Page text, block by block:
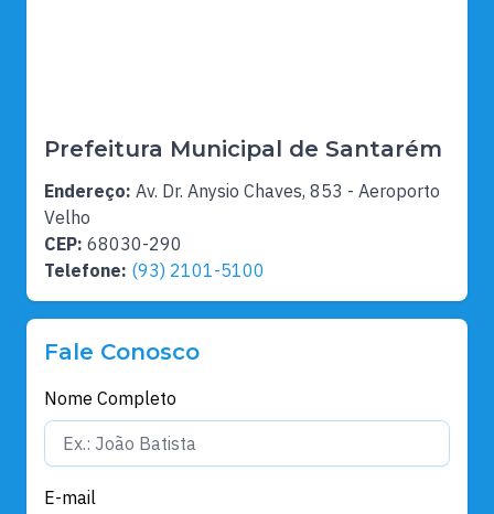
Prefeitura Municipal de Santarém
Endereço: Av. Dr. Anysio Chaves, 853 - Aeroporto
Velho
CEP: 68030-290
Telefone: (93) 2101-5100
Fale Conosco
Nome Completo
E-mail